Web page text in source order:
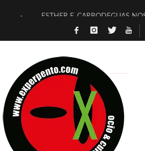
ESTHER F. CARRODEGUAS
[TERRA DE GUAPES] DE
TIMBRE 4, LA ESCUELA DEL
30 AÑOS (NO ES NADA) DE LA
MILITARES JUDÍAS
D’BALDOMEROS REINVENTAN
MARSHALL FLASH PRESENTA EN